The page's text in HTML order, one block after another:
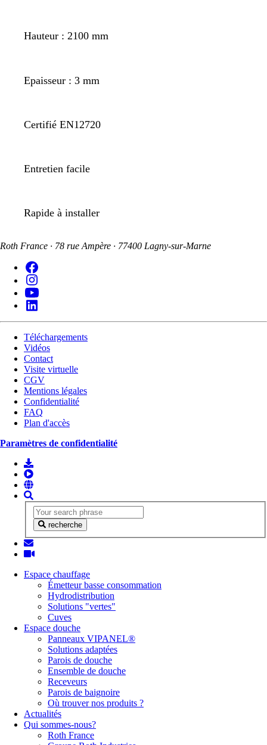
Hauteur : 2100 mm
Epaisseur : 3 mm
Certifié EN12720
Entretien facile
Rapide à installer
Roth France · 78 rue Ampère · 77400 Lagny-sur-Marne
Téléchargements
Vidéos
Contact
Visite virtuelle
CGV
Mentions légales
Confidentialité
FAQ
Plan d'accès
Paramètres de confidentialité
recherche
Espace chauffage
Émetteur basse consommation
Hydrodistribution
Solutions "vertes"
Cuves
Espace douche
Panneaux VIPANEL®
Solutions adaptées
Parois de douche
Ensemble de douche
Receveurs
Parois de baignoire
Où trouver nos produits ?
Actualités
Qui sommes-nous?
Roth France